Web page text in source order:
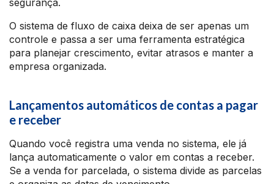
segurança.
O sistema de fluxo de caixa deixa de ser apenas um
controle e passa a ser uma ferramenta estratégica
para planejar crescimento, evitar atrasos e manter a
empresa organizada.
Lançamentos automáticos de contas a pagar
e receber
Quando você registra uma venda no sistema, ele já
lança automaticamente o valor em contas a receber.
Se a venda for parcelada, o sistema divide as parcelas